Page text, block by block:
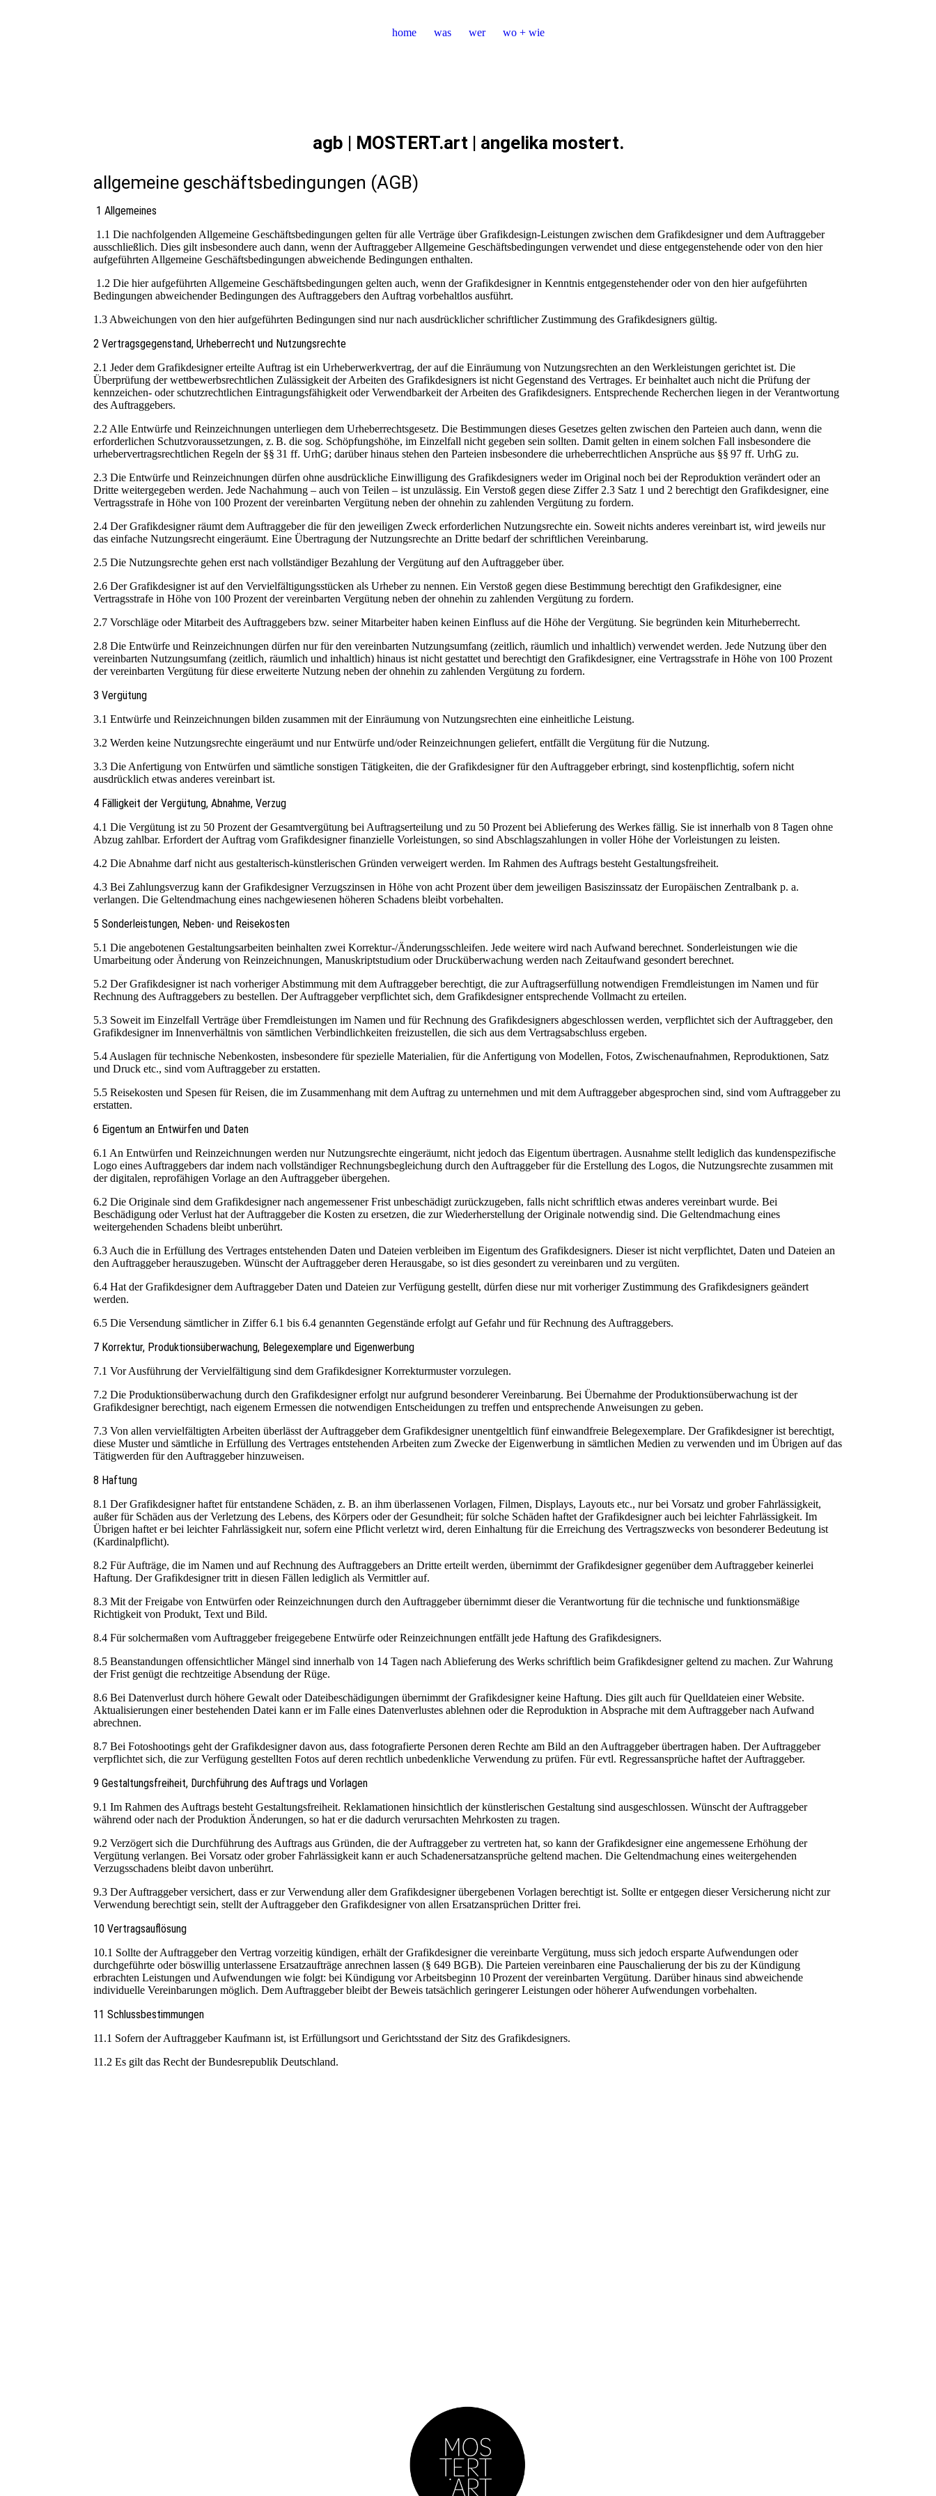
home was wer wo + wie
agb | MOSTERT.art | angelika mostert.
allgemeine geschäftsbedingungen (AGB)
1 Allgemeines
1.1 Die nachfolgenden Allgemeine Geschäftsbedingungen gelten für alle Verträge über Grafikdesign-Leistungen zwischen dem Grafikdesigner und dem Auftraggeber
ausschließlich. Dies gilt insbesondere auch dann, wenn der Auftraggeber Allgemeine Geschäftsbedingungen verwendet und diese entgegenstehende oder von den hier
aufgeführten Allgemeine Geschäftsbedingungen abweichende Bedingungen enthalten.
1.2 Die hier aufgeführten Allgemeine Geschäftsbedingungen gelten auch, wenn der Grafikdesigner in Kenntnis entgegenstehender oder von den hier aufgeführten
Bedingungen abweichender Bedingungen des Auftraggebers den Auftrag vorbehaltlos ausführt.
1.3 Abweichungen von den hier aufgeführten Bedingungen sind nur nach ausdrücklicher schriftlicher Zustimmung des Grafikdesigners gültig.
2 Vertragsgegenstand, Urheberrecht und Nutzungsrechte
2.1 Jeder dem Grafikdesigner erteilte Auftrag ist ein Urheberwerkvertrag, der auf die Einräumung von Nutzungsrechten an den Werkleistungen gerichtet ist. Die
Überprüfung der wettbewerbsrechtlichen Zulässigkeit der Arbeiten des Grafikdesigners ist nicht Gegenstand des Vertrages. Er beinhaltet auch nicht die Prüfung der
kennzeichen- oder schutzrechtlichen Eintragungsfähigkeit oder Verwendbarkeit der Arbeiten des Grafikdesigners. Entsprechende Recherchen liegen in der Verantwortung
des Auftraggebers.
2.2 Alle Entwürfe und Reinzeichnungen unterliegen dem Urheberrechtsgesetz. Die Bestimmungen dieses Gesetzes gelten zwischen den Parteien auch dann, wenn die
erforderlichen Schutzvoraussetzungen, z. B. die sog. Schöpfungshöhe, im Einzelfall nicht gegeben sein sollten. Damit gelten in einem solchen Fall insbesondere die
urhebervertragsrechtlichen Regeln der §§ 31 ff. UrhG; darüber hinaus stehen den Parteien insbesondere die urheberrechtlichen Ansprüche aus §§ 97 ff. UrhG zu.
2.3 Die Entwürfe und Reinzeichnungen dürfen ohne ausdrückliche Einwilligung des Grafikdesigners weder im Original noch bei der Reproduktion verändert oder an
Dritte weitergegeben werden. Jede Nachahmung – auch von Teilen – ist unzulässig. Ein Verstoß gegen diese Ziffer 2.3 Satz 1 und 2 berechtigt den Grafikdesigner, eine
Vertragsstrafe in Höhe von 100 Prozent der vereinbarten Vergütung neben der ohnehin zu zahlenden Vergütung zu fordern.
2.4 Der Grafikdesigner räumt dem Auftraggeber die für den jeweiligen Zweck erforderlichen Nutzungsrechte ein. Soweit nichts anderes vereinbart ist, wird jeweils nur
das einfache Nutzungsrecht eingeräumt. Eine Übertragung der Nutzungsrechte an Dritte bedarf der schriftlichen Vereinbarung.
2.5 Die Nutzungsrechte gehen erst nach vollständiger Bezahlung der Vergütung auf den Auftraggeber über.
2.6 Der Grafikdesigner ist auf den Vervielfältigungsstücken als Urheber zu nennen. Ein Verstoß gegen diese Bestimmung berechtigt den Grafikdesigner, eine
Vertragsstrafe in Höhe von 100 Prozent der vereinbarten Vergütung neben der ohnehin zu zahlenden Vergütung zu fordern.
2.7 Vorschläge oder Mitarbeit des Auftraggebers bzw. seiner Mitarbeiter haben keinen Einfluss auf die Höhe der Vergütung. Sie begründen kein Miturheberrecht.
2.8 Die Entwürfe und Reinzeichnungen dürfen nur für den vereinbarten Nutzungsumfang (zeitlich, räumlich und inhaltlich) verwendet werden. Jede Nutzung über den
vereinbarten Nutzungsumfang (zeitlich, räumlich und inhaltlich) hinaus ist nicht gestattet und berechtigt den Grafikdesigner, eine Vertragsstrafe in Höhe von 100 Prozent
der vereinbarten Vergütung für diese erweiterte Nutzung neben der ohnehin zu zahlenden Vergütung zu fordern.
3 Vergütung
3.1 Entwürfe und Reinzeichnungen bilden zusammen mit der Einräumung von Nutzungsrechten eine einheitliche Leistung.
3.2 Werden keine Nutzungsrechte eingeräumt und nur Entwürfe und/oder Reinzeichnungen geliefert, entfällt die Vergütung für die Nutzung.
3.3 Die Anfertigung von Entwürfen und sämtliche sonstigen Tätigkeiten, die der Grafikdesigner für den Auftraggeber erbringt, sind kostenpflichtig, sofern nicht
ausdrücklich etwas anderes vereinbart ist.
4 Fälligkeit der Vergütung, Abnahme, Verzug
4.1 Die Vergütung ist zu 50 Prozent der Gesamtvergütung bei Auftragserteilung und zu 50 Prozent bei Ablieferung des Werkes fällig. Sie ist innerhalb von 8 Tagen ohne
Abzug zahlbar. Erfordert der Auftrag vom Grafikdesigner finanzielle Vorleistungen, so sind Abschlagszahlungen in voller Höhe der Vorleistungen zu leisten.
4.2 Die Abnahme darf nicht aus gestalterisch-künstlerischen Gründen verweigert werden. Im Rahmen des Auftrags besteht Gestaltungsfreiheit.
4.3 Bei Zahlungsverzug kann der Grafikdesigner Verzugszinsen in Höhe von acht Prozent über dem jeweiligen Basiszinssatz der Europäischen Zentralbank p. a.
verlangen. Die Geltendmachung eines nachgewiesenen höheren Schadens bleibt vorbehalten.
5 Sonderleistungen, Neben- und Reisekosten
5.1 Die angebotenen Gestaltungsarbeiten beinhalten zwei Korrektur-/Änderungsschleifen. Jede weitere wird nach Aufwand berechnet. Sonderleistungen wie die
Umarbeitung oder Änderung von Reinzeichnungen, Manuskriptstudium oder Drucküberwachung werden nach Zeitaufwand gesondert berechnet.
5.2 Der Grafikdesigner ist nach vorheriger Abstimmung mit dem Auftraggeber berechtigt, die zur Auftragserfüllung notwendigen Fremdleistungen im Namen und für
Rechnung des Auftraggebers zu bestellen. Der Auftraggeber verpflichtet sich, dem Grafikdesigner entsprechende Vollmacht zu erteilen.
5.3 Soweit im Einzelfall Verträge über Fremdleistungen im Namen und für Rechnung des Grafikdesigners abgeschlossen werden, verpflichtet sich der Auftraggeber, den
Grafikdesigner im Innenverhältnis von sämtlichen Verbindlichkeiten freizustellen, die sich aus dem Vertragsabschluss ergeben.
5.4 Auslagen für technische Nebenkosten, insbesondere für spezielle Materialien, für die Anfertigung von Modellen, Fotos, Zwischenaufnahmen, Reproduktionen, Satz
und Druck etc., sind vom Auftraggeber zu erstatten.
5.5 Reisekosten und Spesen für Reisen, die im Zusammenhang mit dem Auftrag zu unternehmen und mit dem Auftraggeber abgesprochen sind, sind vom Auftraggeber zu
erstatten.
6 Eigentum an Entwürfen und Daten
6.1 An Entwürfen und Reinzeichnungen werden nur Nutzungsrechte eingeräumt, nicht jedoch das Eigentum übertragen. Ausnahme stellt lediglich das kundenspezifische
Logo eines Auftraggebers dar indem nach vollständiger Rechnungsbegleichung durch den Auftraggeber für die Erstellung des Logos, die Nutzungsrechte zusammen mit
der digitalen, reprofähigen Vorlage an den Auftraggeber übergehen.
6.2 Die Originale sind dem Grafikdesigner nach angemessener Frist unbeschädigt zurückzugeben, falls nicht schriftlich etwas anderes vereinbart wurde. Bei
Beschädigung oder Verlust hat der Auftraggeber die Kosten zu ersetzen, die zur Wiederherstellung der Originale notwendig sind. Die Geltendmachung eines
weitergehenden Schadens bleibt unberührt.
6.3 Auch die in Erfüllung des Vertrages entstehenden Daten und Dateien verbleiben im Eigentum des Grafikdesigners. Dieser ist nicht verpflichtet, Daten und Dateien an
den Auftraggeber herauszugeben. Wünscht der Auftraggeber deren Herausgabe, so ist dies gesondert zu vereinbaren und zu vergüten.
6.4 Hat der Grafikdesigner dem Auftraggeber Daten und Dateien zur Verfügung gestellt, dürfen diese nur mit vorheriger Zustimmung des Grafikdesigners geändert
werden.
6.5 Die Versendung sämtlicher in Ziffer 6.1 bis 6.4 genannten Gegenstände erfolgt auf Gefahr und für Rechnung des Auftraggebers.
7 Korrektur, Produktionsüberwachung, Belegexemplare und Eigenwerbung
7.1 Vor Ausführung der Vervielfältigung sind dem Grafikdesigner Korrekturmuster vorzulegen.
7.2 Die Produktionsüberwachung durch den Grafikdesigner erfolgt nur aufgrund besonderer Vereinbarung. Bei Übernahme der Produktionsüberwachung ist der
Grafikdesigner berechtigt, nach eigenem Ermessen die notwendigen Entscheidungen zu treffen und entsprechende Anweisungen zu geben.
7.3 Von allen vervielfältigten Arbeiten überlässt der Auftraggeber dem Grafikdesigner unentgeltlich fünf einwandfreie Belegexemplare. Der Grafikdesigner ist berechtigt,
diese Muster und sämtliche in Erfüllung des Vertrages entstehenden Arbeiten zum Zwecke der Eigenwerbung in sämtlichen Medien zu verwenden und im Übrigen auf das
Tätigwerden für den Auftraggeber hinzuweisen.
8 Haftung
8.1 Der Grafikdesigner haftet für entstandene Schäden, z. B. an ihm überlassenen Vorlagen, Filmen, Displays, Layouts etc., nur bei Vorsatz und grober Fahrlässigkeit,
außer für Schäden aus der Verletzung des Lebens, des Körpers oder der Gesundheit; für solche Schäden haftet der Grafikdesigner auch bei leichter Fahrlässigkeit. Im
Übrigen haftet er bei leichter Fahrlässigkeit nur, sofern eine Pflicht verletzt wird, deren Einhaltung für die Erreichung des Vertragszwecks von besonderer Bedeutung ist
(Kardinalpflicht).
8.2 Für Aufträge, die im Namen und auf Rechnung des Auftraggebers an Dritte erteilt werden, übernimmt der Grafikdesigner gegenüber dem Auftraggeber keinerlei
Haftung. Der Grafikdesigner tritt in diesen Fällen lediglich als Vermittler auf.
8.3 Mit der Freigabe von Entwürfen oder Reinzeichnungen durch den Auftraggeber übernimmt dieser die Verantwortung für die technische und funktionsmäßige
Richtigkeit von Produkt, Text und Bild.
8.4 Für solchermaßen vom Auftraggeber freigegebene Entwürfe oder Reinzeichnungen entfällt jede Haftung des Grafikdesigners.
8.5 Beanstandungen offensichtlicher Mängel sind innerhalb von 14 Tagen nach Ablieferung des Werks schriftlich beim Grafikdesigner geltend zu machen. Zur Wahrung
der Frist genügt die rechtzeitige Absendung der Rüge.
8.6 Bei Datenverlust durch höhere Gewalt oder Dateibeschädigungen übernimmt der Grafikdesigner keine Haftung. Dies gilt auch für Quelldateien einer Website.
Aktualisierungen einer bestehenden Datei kann er im Falle eines Datenverlustes ablehnen oder die Reproduktion in Absprache mit dem Auftraggeber nach Aufwand
abrechnen.
8.7 Bei Fotoshootings geht der Grafikdesigner davon aus, dass fotografierte Personen deren Rechte am Bild an den Auftraggeber übertragen haben. Der Auftraggeber
verpflichtet sich, die zur Verfügung gestellten Fotos auf deren rechtlich unbedenkliche Verwendung zu prüfen. Für evtl. Regressansprüche haftet der Auftraggeber.
9 Gestaltungsfreiheit, Durchführung des Auftrags und Vorlagen
9.1 Im Rahmen des Auftrags besteht Gestaltungsfreiheit. Reklamationen hinsichtlich der künstlerischen Gestaltung sind ausgeschlossen. Wünscht der Auftraggeber
während oder nach der Produktion Änderungen, so hat er die dadurch verursachten Mehrkosten zu tragen.
9.2 Verzögert sich die Durchführung des Auftrags aus Gründen, die der Auftraggeber zu vertreten hat, so kann der Grafikdesigner eine angemessene Erhöhung der
Vergütung verlangen. Bei Vorsatz oder grober Fahrlässigkeit kann er auch Schadenersatzansprüche geltend machen. Die Geltendmachung eines weitergehenden
Verzugsschadens bleibt davon unberührt.
9.3 Der Auftraggeber versichert, dass er zur Verwendung aller dem Grafikdesigner übergebenen Vorlagen berechtigt ist. Sollte er entgegen dieser Versicherung nicht zur
Verwendung berechtigt sein, stellt der Auftraggeber den Grafikdesigner von allen Ersatzansprüchen Dritter frei.
10 Vertragsauflösung
10.1 Sollte der Auftraggeber den Vertrag vorzeitig kündigen, erhält der Grafikdesigner die vereinbarte Vergütung, muss sich jedoch ersparte Aufwendungen oder
durchgeführte oder böswillig unterlassene Ersatzaufträge anrechnen lassen (§ 649 BGB). Die Parteien vereinbaren eine Pauschalierung der bis zu der Kündigung
erbrachten Leistungen und Aufwendungen wie folgt: bei Kündigung vor Arbeitsbeginn 10 Prozent der vereinbarten Vergütung. Darüber hinaus sind abweichende
individuelle Vereinbarungen möglich. Dem Auftraggeber bleibt der Beweis tatsächlich geringerer Leistungen oder höherer Aufwendungen vorbehalten.
11 Schlussbestimmungen
11.1 Sofern der Auftraggeber Kaufmann ist, ist Erfüllungsort und Gerichtsstand der Sitz des Grafikdesigners.
11.2 Es gilt das Recht der Bundesrepublik Deutschland.